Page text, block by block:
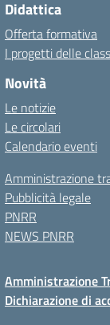
Didattica
Offerta formativa
I progetti delle
Novità
Le notizie
Le circolari
Calendario eventi
Amministrazione
Pubblicità legale
PNRR
NEWS PNRR
Amministrazione
Dichiarazione di